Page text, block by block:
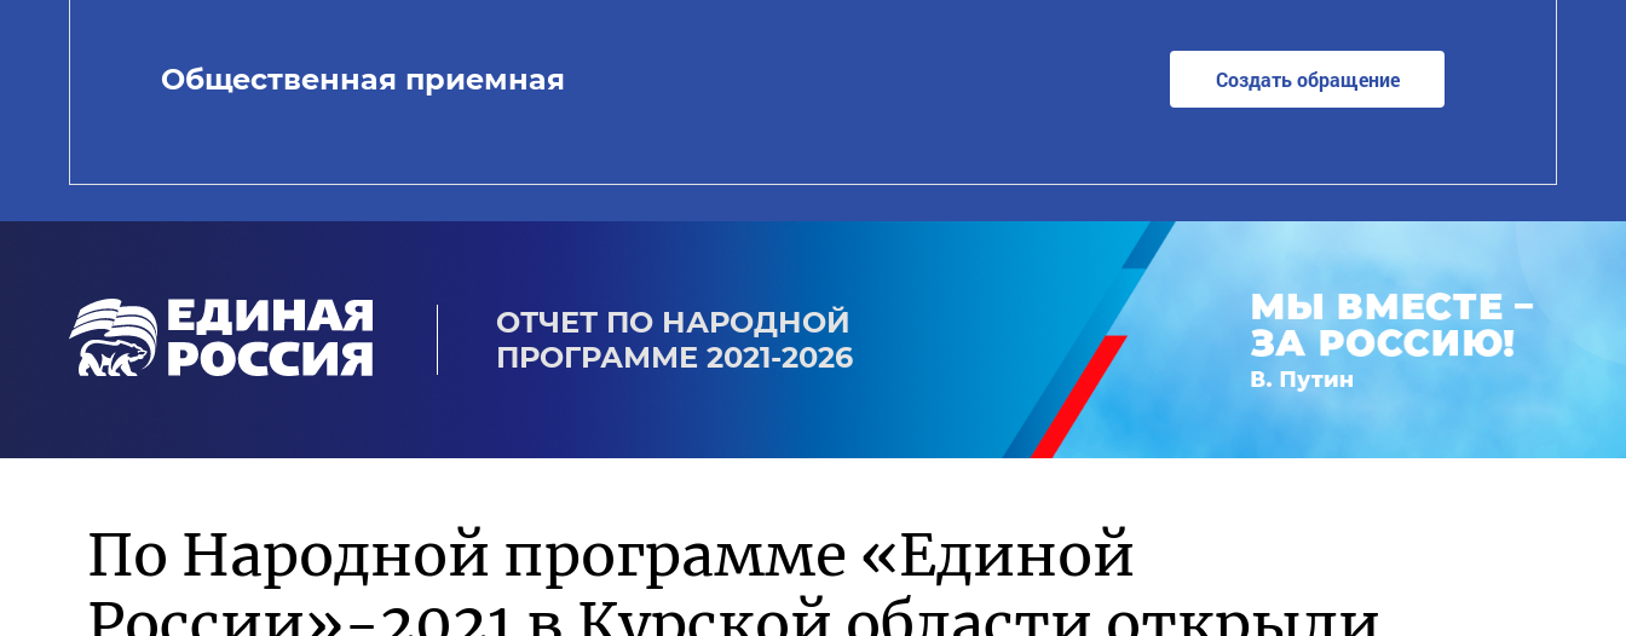
Общественная приемная Создать обращение
ОТЧЕТ ПО НАРОДНОЙ
ПРОГРАММЕ 2021-2026
По Народной программе «Единой